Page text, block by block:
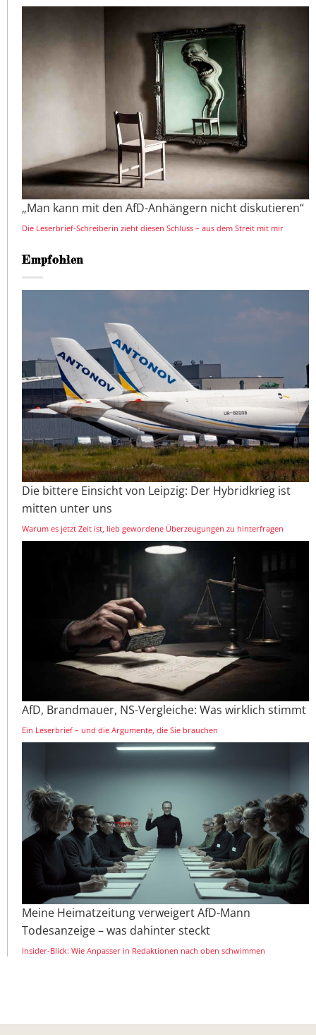
„Man kann mit den AfD-Anhängern nicht diskutieren“
Die Leserbrief-Schreiberin zieht diesen Schluss – aus dem Streit mit mir
Empfohlen
Die bittere Einsicht von Leipzig: Der Hybridkrieg ist
mitten unter uns
Warum es jetzt Zeit ist, lieb gewordene Überzeugungen zu hinterfragen
AfD, Brandmauer, NS-Vergleiche: Was wirklich stimmt
Ein Leserbrief – und die Argumente, die Sie brauchen
Meine Heimatzeitung verweigert AfD-Mann
Todesanzeige – was dahinter steckt
Insider-Blick: Wie Anpasser in Redaktionen nach oben schwimmen